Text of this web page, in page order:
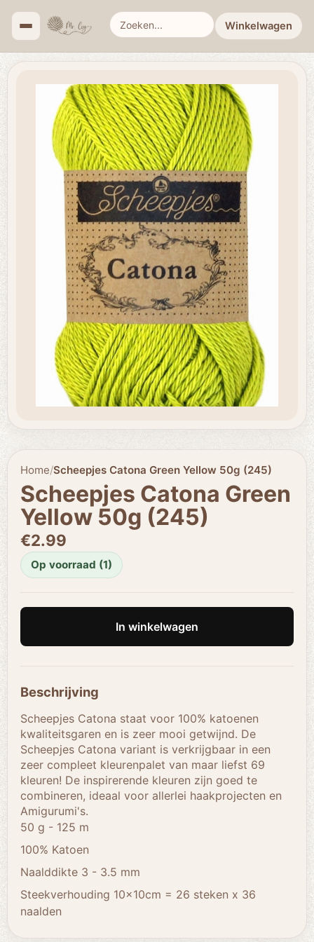
Winkelwagen
Home/Scheepjes Catona Green Yellow 50g (245)
Scheepjes Catona Green
Yellow 50g (245)
€2.99
Op voorraad (1)
In winkelwagen
Beschrijving
Scheepjes Catona staat voor 100% katoenen
kwaliteitsgaren en is zeer mooi getwijnd. De
Scheepjes Catona variant is verkrijgbaar in een
zeer compleet kleurenpalet van maar liefst 69
kleuren! De inspirerende kleuren zijn goed te
combineren, ideaal voor allerlei haakprojecten en
Amigurumi's.
50 g - 125 m
100% Katoen
Naalddikte 3 - 3.5 mm
Steekverhouding 10x10cm = 26 steken x 36
naalden